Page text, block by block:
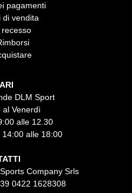
pagamenti
di vendita
recesso
DLM Sport
al Venerdì
alle 12.30
14:00 alle 18:00
Company Srls
0422 1628308